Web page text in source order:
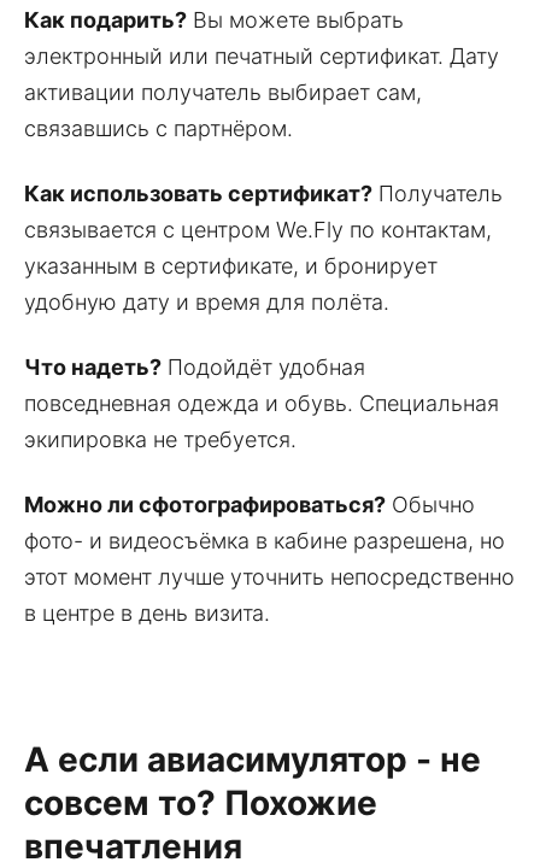
Как подарить? Вы можете выбрать
электронный или печатный сертификат. Дату
активации получатель выбирает сам,
связавшись с партнёром.
Как использовать сертификат? Получатель
связывается с центром We.Fly по контактам,
указанным в сертификате, и бронирует
удобную дату и время для полёта.
Что надеть? Подойдёт удобная
повседневная одежда и обувь. Специальная
экипировка не требуется.
Можно ли сфотографироваться? Обычно
фото- и видеосъёмка в кабине разрешена, но
этот момент лучше уточнить непосредственно
в центре в день визита.
А если авиасимулятор - не
совсем то? Похожие
впечатления